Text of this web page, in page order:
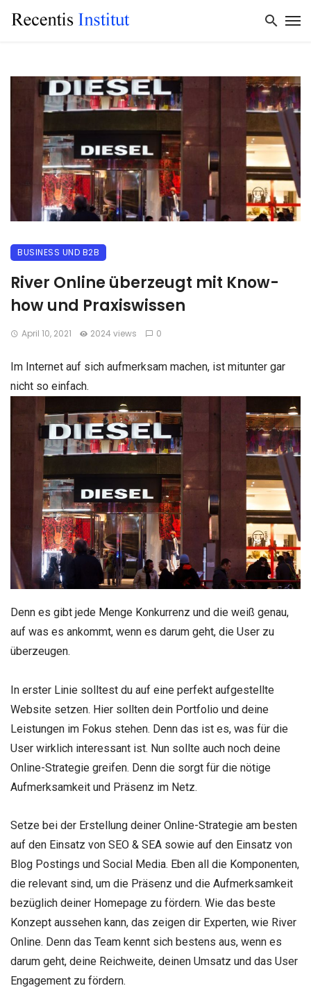
BUSINESS UND B2B
River Online überzeugt mit Know-
how und Praxiswissen
April 10, 2021 2024 views 0
Im Internet auf sich aufmerksam machen, ist mitunter gar
nicht so einfach.
Denn es gibt jede Menge Konkurrenz und die weiß genau,
auf was es ankommt, wenn es darum geht, die User zu
überzeugen.
In erster Linie solltest du auf eine perfekt aufgestellte
Website setzen. Hier sollten dein Portfolio und deine
Leistungen im Fokus stehen. Denn das ist es, was für die
User wirklich interessant ist. Nun sollte auch noch deine
Online-Strategie greifen. Denn die sorgt für die nötige
Aufmerksamkeit und Präsenz im Netz.
Setze bei der Erstellung deiner Online-Strategie am besten
auf den Einsatz von SEO & SEA sowie auf den Einsatz von
Blog Postings und Social Media. Eben all die Komponenten,
die relevant sind, um die Präsenz und die Aufmerksamkeit
bezüglich deiner Homepage zu fördern. Wie das beste
Konzept aussehen kann, das zeigen dir Experten, wie River
Online. Denn das Team kennt sich bestens aus, wenn es
darum geht, deine Reichweite, deinen Umsatz und das User
Engagement zu fördern.